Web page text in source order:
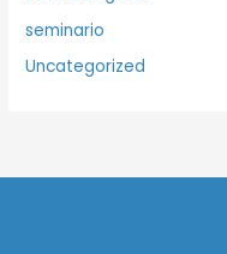
seminario
Uncategorized